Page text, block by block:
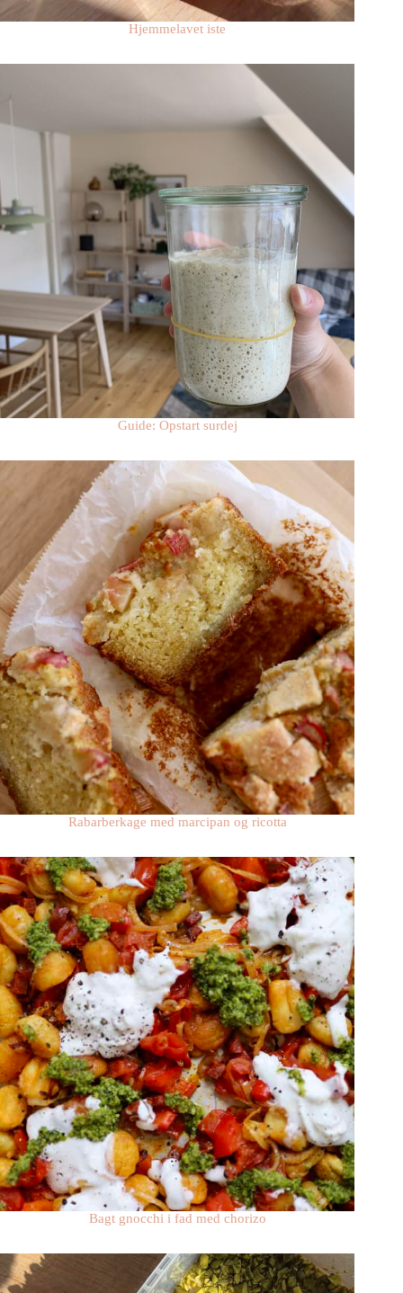
Hjemmelavet iste
Guide: Opstart surdej
Rabarberkage med marcipan og ricotta
Bagt gnocchi i fad med chorizo